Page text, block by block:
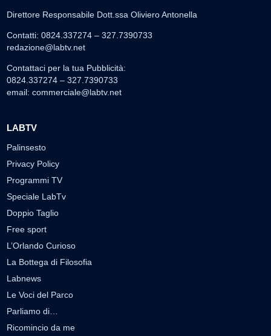
Direttore Responsabile Dott.ssa Oliviero Antonella
Contatti: 0824.337274 – 327.7390733
redazione@labtv.net
Contattaci per la tua Pubblicità:
0824.337274 – 327.7390733
email: commerciale@labtv.net
LABTV
Palinsesto
Privacy Policy
Programmi TV
Speciale LabTv
Doppio Taglio
Free sport
L’Orlando Curioso
La Bottega di Filosofia
Labnews
Le Voci del Parco
Parliamo di…
Ricomincio da me